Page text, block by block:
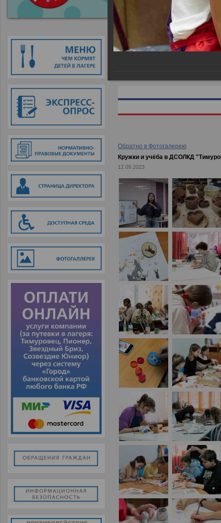
Главная Фотогалерея→
Обратно в Фотогалерею
Кружки и учёба в ДСОЛКД
12.09.2023